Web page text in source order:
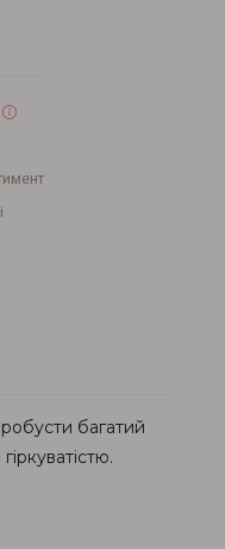
робусти багатий